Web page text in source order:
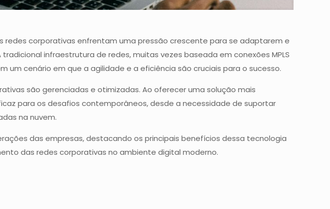
corporativas enfrentam uma pressão crescente para se adaptarem e
infraestrutura de redes, muitas vezes baseada em conexões MPLS
cenário em que a agilidade e a eficiência são cruciais para o sucesso.
são gerenciadas e otimizadas. Ao oferecer uma solução mais
para os desafios contemporâneos, desde a necessidade de suportar
na nuvem.
das empresas, destacando os principais benefícios dessa tecnologia
das redes corporativas no ambiente digital moderno.